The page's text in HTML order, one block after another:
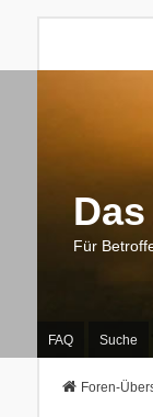
Für
FAQ Suche
Foren-